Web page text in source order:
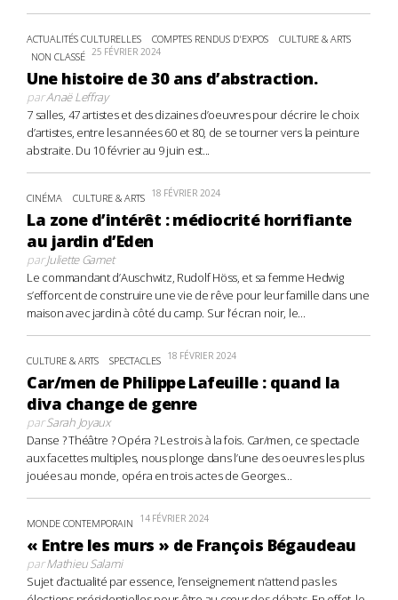
ACTUALITÉS CULTURELLES COMPTES RENDUS D'EXPOS
CULTURE & ARTS
NON CLASSÉ 25 FÉVRIER 2024
Une histoire de 30 ans d’abstraction.
parAnaë Leffray
7 salles, 47 artistes et des dizaines d’oeuvres pour décrire le choix
d’artistes, entre les années 60 et 80, de se tourner vers la peinture
abstraite. Du 10 février au 9 juin est...
CINÉMA CULTURE & ARTS 18 FÉVRIER 2024
La zone d’intérêt : médiocrité horrifiante
au jardin d’Eden
parJuliette Gamet
Le commandant d’Auschwitz, Rudolf Höss, et sa femme Hedwig
s’efforcent de construire une vie de rêve pour leur famille dans une
maison avec jardin à côté du camp. Sur l’écran noir, le...
CULTURE & ARTS SPECTACLES 18 FÉVRIER 2024
Car/men de Philippe Lafeuille : quand la
diva change de genre
parSarah Joyaux
Danse ? Théâtre ? Opéra ? Les trois à la fois. Car/men, ce spectacle
aux facettes multiples, nous plonge dans l’une des oeuvres les plus
jouées au monde, opéra en trois actes de Georges...
MONDE CONTEMPORAIN 14 FÉVRIER 2024
« Entre les murs » de François Bégaudeau
parMathieu Salami
Sujet d’actualité par essence, l’enseignement n’attend pas les